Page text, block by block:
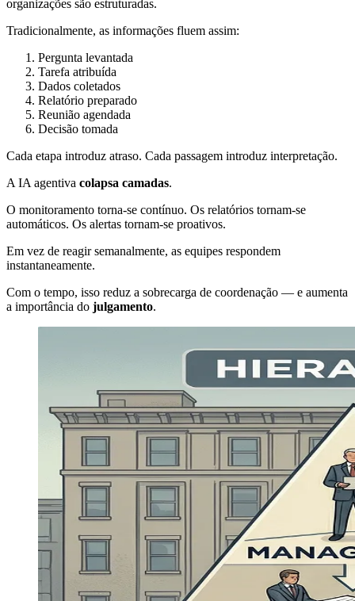
organizações são estruturadas.
Tradicionalmente, as informações fluem assim:
Pergunta levantada
Tarefa atribuída
Dados coletados
Relatório preparado
Reunião agendada
Decisão tomada
Cada etapa introduz atraso. Cada passagem introduz interpretação.
A IA agentiva colapsa camadas.
O monitoramento torna-se contínuo. Os relatórios tornam-se
automáticos. Os alertas tornam-se proativos.
Em vez de reagir semanalmente, as equipes respondem
instantaneamente.
Com o tempo, isso reduz a sobrecarga de coordenação — e aumenta
a importância do julgamento.